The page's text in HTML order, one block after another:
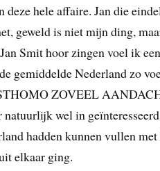
deze hele affaire. Jan die
geweld is niet mijn ding,
Smit hoor zingen voel ik
gemiddelde Nederland zo
ZOVEEL
wel in
hadden kunnen vullen
elkaar ging.